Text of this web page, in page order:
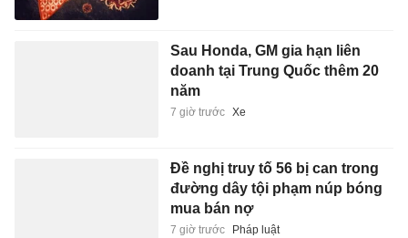
Sau Honda, GM gia hạn liên
doanh tại Trung Quốc thêm 20
năm
7 giờ trước Xe
Đề nghị truy tố 56 bị can trong
đường dây tội phạm núp bóng
mua bán nợ
7 giờ trước Pháp luật